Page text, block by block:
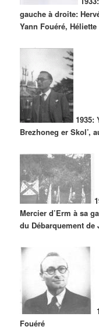
gauche à droite:
Yann Fouéré,
1935:
Brezhoneg er Skol’,
Mercier d’Erm à sa
du Débarquement de
Fouéré